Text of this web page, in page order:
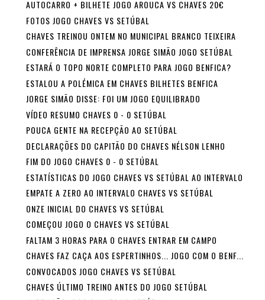
AUTOCARRO + BILHETE JOGO AROUCA VS CHAVES 20€
FOTOS JOGO CHAVES VS SETÚBAL
CHAVES TREINOU ONTEM NO MUNICIPAL BRANCO TEIXEIRA
CONFERÊNCIA DE IMPRENSA JORGE SIMÃO JOGO SETÚBAL
ESTARÁ O TOPO NORTE COMPLETO PARA JOGO BENFICA?
ESTALOU A POLÉMICA EM CHAVES BILHETES BENFICA
JORGE SIMÃO DISSE: FOI UM JOGO EQUILIBRADO
VÍDEO RESUMO CHAVES 0 - 0 SETÚBAL
POUCA GENTE NA RECEPÇÃO AO SETÚBAL
DECLARAÇÕES DO CAPITÃO DO CHAVES NÉLSON LENHO
FIM DO JOGO CHAVES 0 - 0 SETÚBAL
ESTATÍSTICAS DO JOGO CHAVES VS SETÚBAL AO INTERVALO
EMPATE A ZERO AO INTERVALO CHAVES VS SETÚBAL
ONZE INICIAL DO CHAVES VS SETÚBAL
COMEÇOU JOGO O CHAVES VS SETÚBAL
FALTAM 3 HORAS PARA O CHAVES ENTRAR EM CAMPO
CHAVES FAZ CAÇA AOS ESPERTINHOS... JOGO COM O BENF...
CONVOCADOS JOGO CHAVES VS SETÚBAL
CHAVES ÚLTIMO TREINO ANTES DO JOGO SETÚBAL